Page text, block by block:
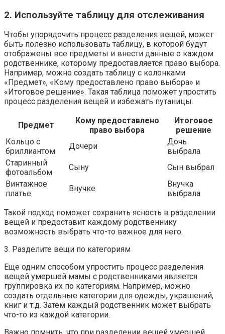
2. Используйте таблицу для отслеживания
Чтобы упорядочить процесс разделения вещей, может
быть полезно использовать таблицу, в которой будут
отображены все предметы и внести данные о каждом
родственнике, которому предоставляется право выбора.
Например, можно создать таблицу с колонками
«Предмет», «Кому предоставлено право выбора» и
«Итоговое решение». Такая таблица поможет упростить
процесс разделения вещей и избежать путаницы.
Предмет
Кому предоставлено
право выбора
Итоговое
решение
Кольцо с
бриллиантом
Дочери
Дочь
выбрала
Старинный
фотоальбом
Сыну
Сын выбрал
Винтажное
платье
Внучке
Внучка
выбрала
Такой подход поможет сохранить ясность в разделении
вещей и предоставит каждому родственнику
возможность выбрать что-то важное для него.
3. Разделите вещи по категориям
Еще одним способом упростить процесс разделения
вещей умершей мамы с родственниками является
группировка их по категориям. Например, можно
создать отдельные категории для одежды, украшений,
книг и т.д. Затем каждый родственник может выбрать
что-то из каждой категории.